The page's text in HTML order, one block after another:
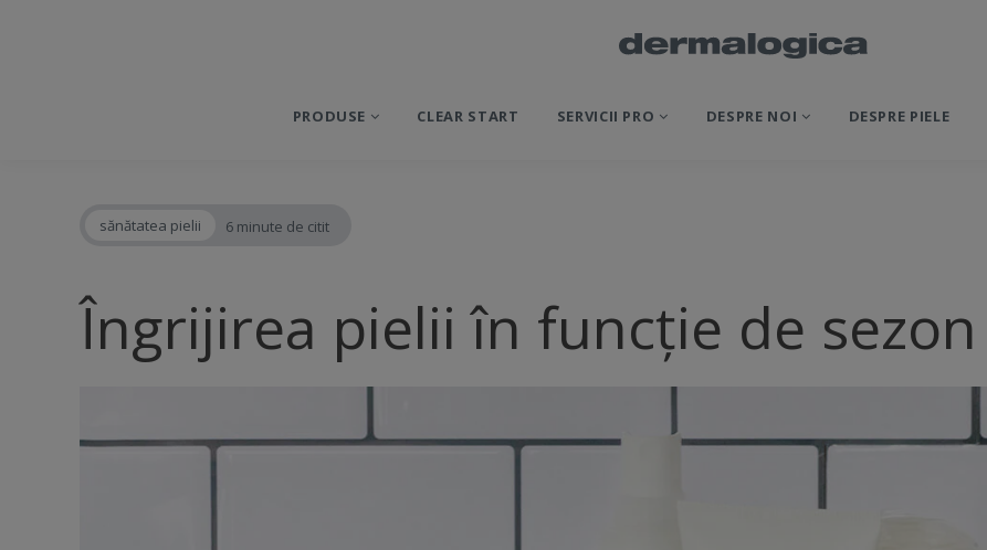
PRODUSE CLEAR START SERVICII PRO DESPRE NOI DESPRE PIELE
sănătatea pielii 6 minute de citit
Îngrijirea pielii în funcție de sezon